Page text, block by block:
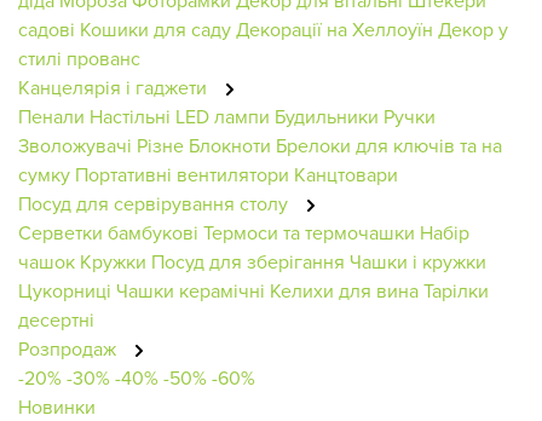
садові Кошики для садуДекорації на Хеллоуїн Декор у
стилі прованс
Канцелярія і гаджети
Пенали Настільні LED лампи Будильники Ручки
Зволожувачі Різне Блокноти Брелоки для ключів та на
сумку Портативні вентилятори Канцтовари
Посуд для сервірування столу
Серветки бамбукові Термоси та термочашки Набір
чашок Кружки Посуд для зберігання Чашки і кружки
Цукорниці Чашки керамічні Келихи для винаТарілки
десертні
Розпродаж
-20%-30%-40%-50%-60%
Новинки